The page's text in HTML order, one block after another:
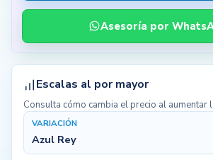
Naranja
Asesoría por
Escalas al por mayor
Consulta cómo cambia el precio al aumentar
VARIACIÓN
Azul Rey